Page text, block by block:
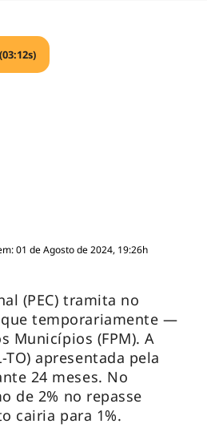
01 de Agosto de 2024, 19:26h
(PEC) tramita no
temporariamente —
Municípios (FPM). A
apresentada pela
24 meses. No
de 2% no repasse
cairia para 1%.